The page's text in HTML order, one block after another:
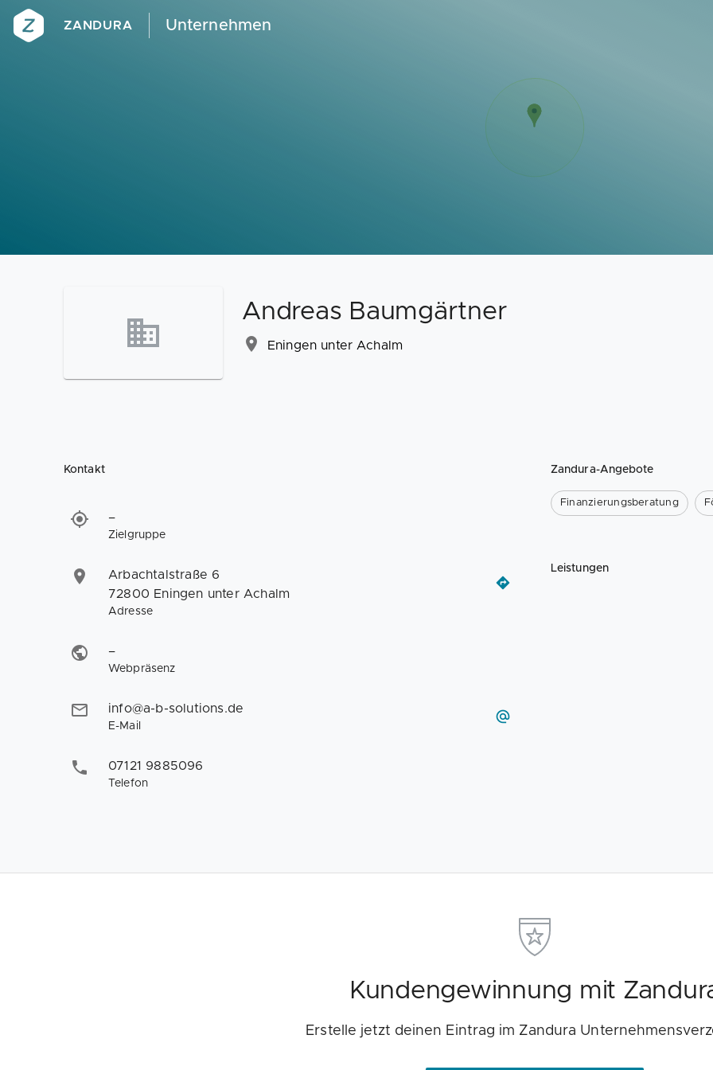
ZANDURA Unternehmen
Andreas Baumgärtner
Eningen unter Achalm
Kontakt
–
Zielgruppe
Arbachtalstraße 6
72800 Eningen unter Achalm
Adresse
–
Webpräsenz
info@a-b-solutions.de
E-Mail
07121 9885096
Telefon
Zandura-Angebote
Finanzierungsberatung
Leistungen
Kundengewinnung mit
Erstelle jetzt deinen Eintrag im Zandura